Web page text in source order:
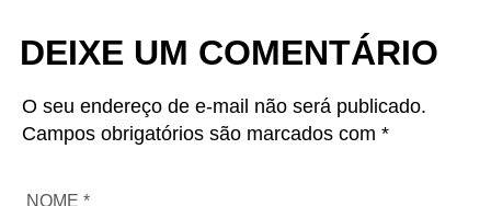
DEIXE UM COMENTÁRIO
O seu endereço de e-mail não será publicado.
Campos obrigatórios são marcados com *